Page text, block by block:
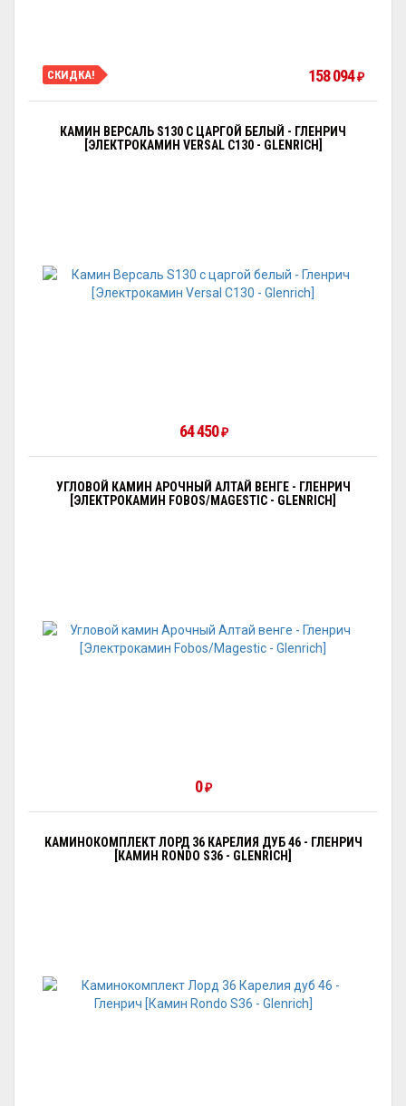
СКИДКА! 158 094₽
КАМИН ВЕРСАЛЬ S130 С ЦАРГОЙ БЕЛЫЙ - ГЛЕНРИЧ
[ЭЛЕКТРОКАМИН VERSAL С130 - GLENRICH]
64 450₽
УГЛОВОЙ КАМИН АРОЧНЫЙ АЛТАЙ ВЕНГЕ - ГЛЕНРИЧ
[ЭЛЕКТРОКАМИН FOBOS/MAGESTIC - GLENRICH]
0₽
КАМИНОКОМПЛЕКТ ЛОРД 36 КАРЕЛИЯ ДУБ 46 - ГЛЕНРИЧ
[КАМИН RONDO S36 - GLENRICH]